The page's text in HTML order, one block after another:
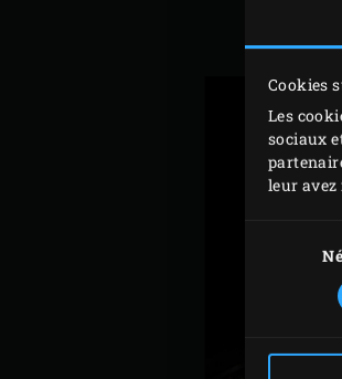
Cookies
Les
sociaux
leur
Faites
Placez